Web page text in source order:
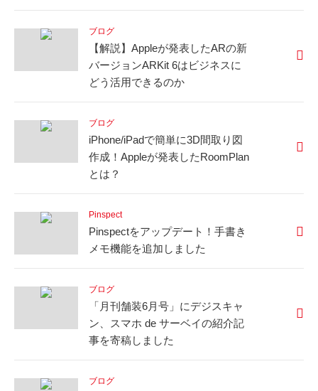
ブログ
【解説】Appleが発表したARの新
バージョンARKit 6はビジネスに
どう活用できるのか
ブログ
iPhone/iPadで簡単に3D間取り図
作成！Appleが発表したRoomPlan
とは？
Pinspect
Pinspectをアップデート！手書き
メモ機能を追加しました
ブログ
「月刊舗装6月号」にデジスキャ
ン、スマホ de サーベイの紹介記
事を寄稿しました
ブログ